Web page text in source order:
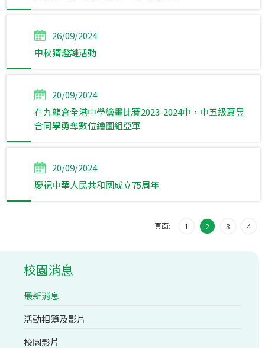
26/09/2024
中秋猜燈謎活動
20/09/2024
在九龍倉全港中學繪畫比賽2023-2024中，中五級蕭昱
含同學勇奪數位繪圖組亞軍
20/09/2024
慶祝中華人民共和國成立75周年
頁面: 1 2 3 4
校園消息
最新消息
活動相簿及影片
校園影片